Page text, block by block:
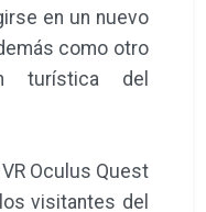
en un nuevo
como otro
turística del
Oculus Quest
visitantes del